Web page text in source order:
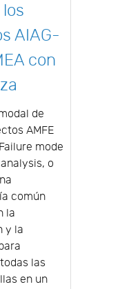
AIAG-
con
de
AMFE
mode
o
común
la
y la
las
en un